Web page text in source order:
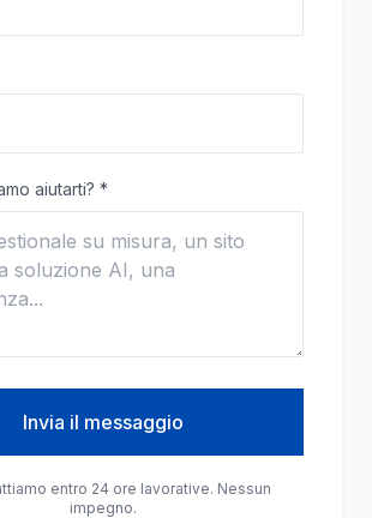
aiutarti? *
Invia il messaggio
entro 24 ore lavorative. Nessun
impegno.